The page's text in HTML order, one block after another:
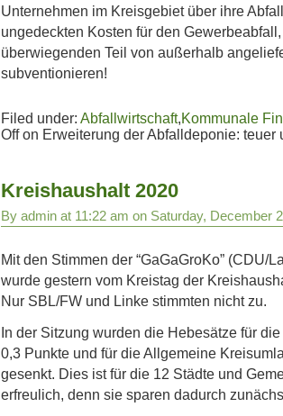
Unternehmen im Kreisgebiet über ihre
ungedeckten Kosten für den
überwiegenden Teil von außerhalb
subventionieren!
Filed under: Abfallwirtschaft,Kommunale
Offon Erweiterung der Abfalldeponie: teuer
Kreishaushalt 2020
By admin at 11:22 am on Saturday, December
Mit den Stimmen der “GaGaGroKo” (CDU/
wurde gestern vom Kreistag der
Nur SBL/FW und Linke stimmten nicht zu.
In der Sitzung wurden die Hebesätze für
0,3 Punkte und für die Allgemeine
gesenkt. Dies ist für die 12 Städte und
erfreulich, denn sie sparen dadurch